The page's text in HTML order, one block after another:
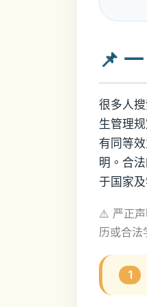
📌
很多人搜
生管理
有同等
明。合
于国家
⚠️ 严正声
历或合法
1